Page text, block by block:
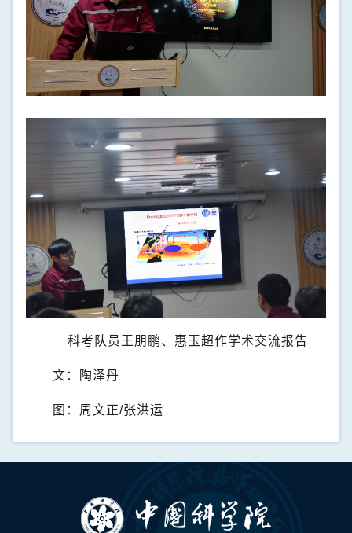
科考队员王朋鹏、 惠玉超作学术交流报告
文：陶泽丹
图：周文正/张洪运